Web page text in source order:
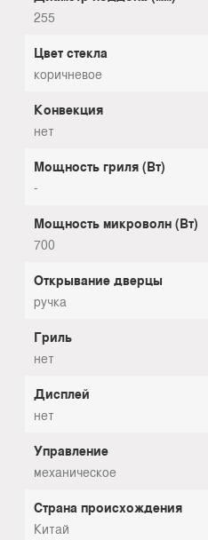
255
Цвет стекла
коричневое
Конвекция
нет
Мощность гриля (Вт)
-
Мощность микроволн (Вт)
700
Открывание дверцы
ручка
Гриль
нет
Дисплей
нет
Управление
механическое
Страна происхождения
Китай